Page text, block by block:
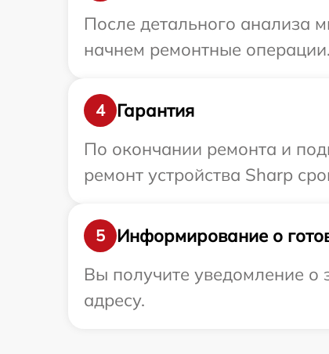
После детального анализа
начнем ремонтные операции.
4
Гарантия
По окончании ремонта и
ремонт устройства Sharp
5
Информирование о
Вы получите уведомление о
адресу.